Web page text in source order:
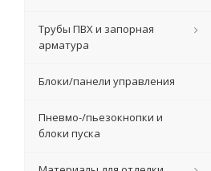
Трубы ПВХ и запорная
арматура
Блоки/панели управления
Пневмо-/пьезокнопки и
блоки пуска